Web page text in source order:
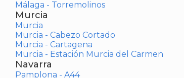
Málaga - Torremolinos
Murcia
Murcia
Murcia - Cabezo Cortado
Murcia - Cartagena
Murcia - Estación Murcia del Carmen
Navarra
Pamplona - A44